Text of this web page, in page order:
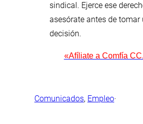
sindical. Ejerce ese
asesórate antes de tomar
decisión.
«Afíliate a Comfía
Comunicados, Empleo·